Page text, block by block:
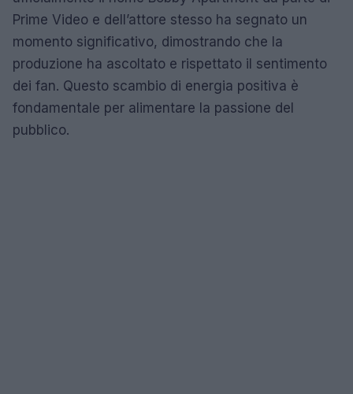
Prime Video e dell’attore stesso ha segnato un
momento significativo, dimostrando che la
produzione ha ascoltato e rispettato il sentimento
dei fan. Questo scambio di energia positiva è
fondamentale per alimentare la passione del
pubblico.